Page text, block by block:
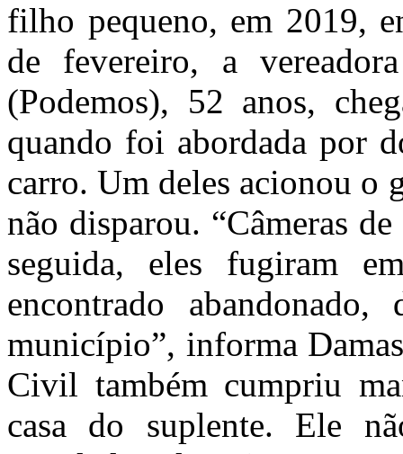
filho pequeno, em 2019,
de fevereiro, a
(Podemos), 52 anos,
quando foi abordada por
carro. Um deles acionou o
não disparou. “Câmeras
seguida, eles fugiram
encontrado
município”, informa
Civil também cumpriu
casa do suplente. Ele